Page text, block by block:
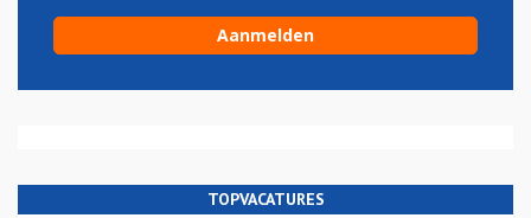
TOPVACATURES